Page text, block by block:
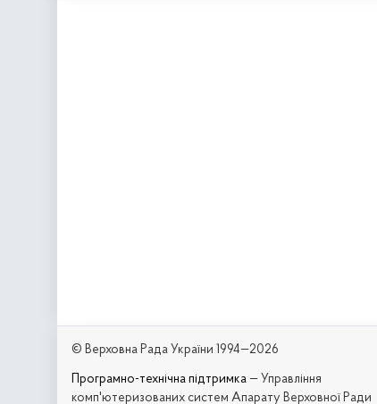
© Верховна Рада України 1994—2026
Програмно-технічна підтримка — Управління
комп'ютеризованих систем Апарату Верховної Ради